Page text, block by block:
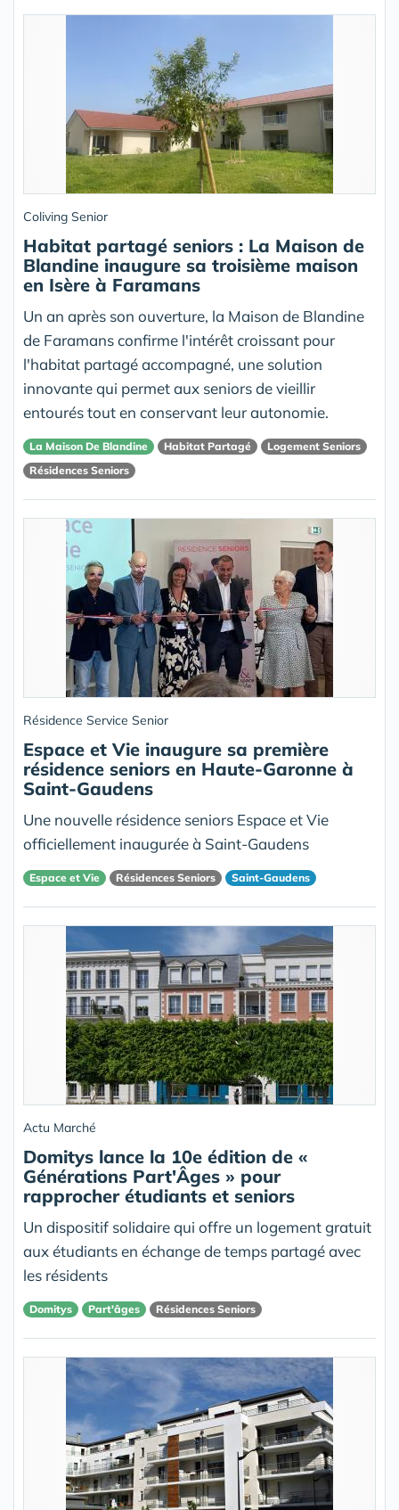
Coliving Senior
Habitat partagé seniors : La Maison de
Blandine inaugure sa troisième maison
en Isère à Faramans
Un an après son ouverture, la Maison de Blandine
de Faramans confirme l'intérêt croissant pour
l'habitat partagé accompagné, une solution
innovante qui permet aux seniors de vieillir
entourés tout en conservant leur autonomie.
La Maison De Blandine Habitat Partagé
Logement Seniors
Résidences Seniors
Résidence Service Senior
Espace et Vie inaugure sa première
résidence seniors en Haute-Garonne à
Saint-Gaudens
Une nouvelle résidence seniors Espace et Vie
officiellement inaugurée à Saint-Gaudens
Espace et Vie Résidences Seniors Saint-Gaudens
Actu Marché
Domitys lance la 10e édition de «
Générations Part'Âges » pour
rapprocher étudiants et seniors
Un dispositif solidaire qui offre un logement gratuit
aux étudiants en échange de temps partagé avec
les résidents
Domitys Part'âges Résidences Seniors